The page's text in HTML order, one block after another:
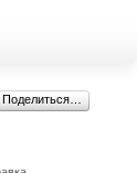
Поделиться…